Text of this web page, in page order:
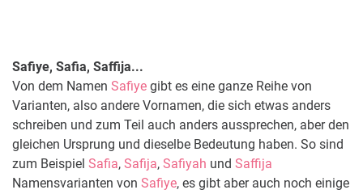
Safiye, Safia, Saffija...
Von dem Namen Safiye gibt es eine ganze Reihe von
Varianten, also andere Vornamen, die sich etwas anders
schreiben und zum Teil auch anders aussprechen, aber den
gleichen Ursprung und dieselbe Bedeutung haben. So sind
zum Beispiel Safia, Safija, Safiyah und Saffija
Namensvarianten von Safiye, es gibt aber auch noch einige